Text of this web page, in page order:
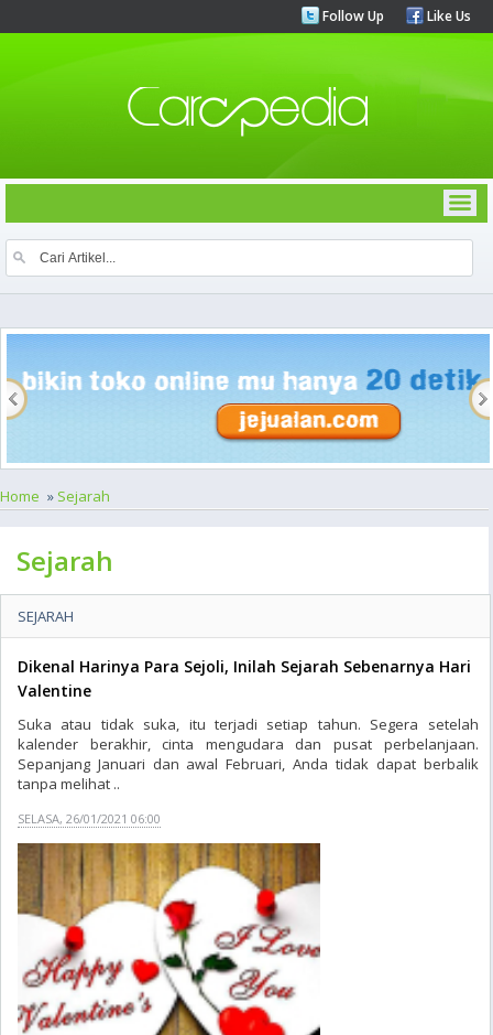
Follow Up Like Us
Home » Sejarah
Sejarah
SEJARAH
Dikenal Harinya Para Sejoli, Inilah Sejarah Sebenarnya Hari
Valentine
Suka atau tidak suka, itu terjadi setiap tahun. Segera setelah
kalender berakhir, cinta mengudara dan pusat perbelanjaan.
Sepanjang Januari dan awal Februari, Anda tidak dapat berbalik
tanpa melihat ..
SELASA, 26/01/2021 06:00